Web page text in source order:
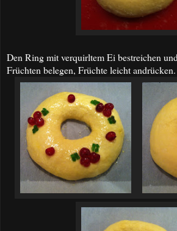
Den Ring mit verquirltem Ei bestreichen
Früchten belegen, Früchte leicht andrücken.